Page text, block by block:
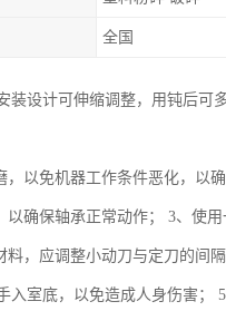
全国
设计可伸缩调整，用钝后可
以免机器工作条件恶化，以
确保轴承正常动作； 3、使
，应调整小动刀与定刀的间
室底，以免造成人身伤害；